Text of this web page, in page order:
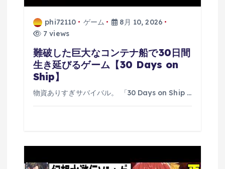
phi72110 ゲーム
8月 10, 2026
7 views
難破した巨大なコンテナ船で30日間
生き延びるゲーム【30 Days on
Ship】
物資ありすぎサバイバル。 「30 Days on Ship …